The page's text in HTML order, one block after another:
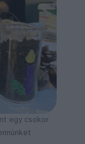
egy csokor